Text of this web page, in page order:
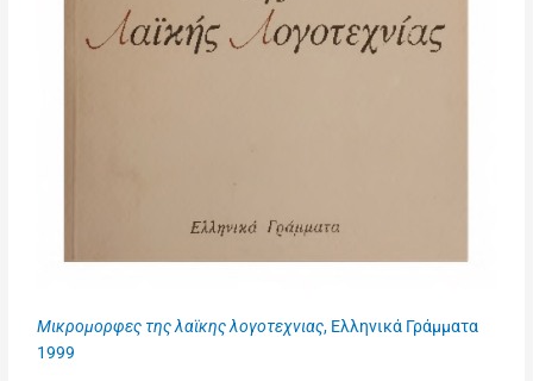
Μικρομορφες της λαϊκης λογοτεχνιας, Ελληνικά Γράμματα
1999